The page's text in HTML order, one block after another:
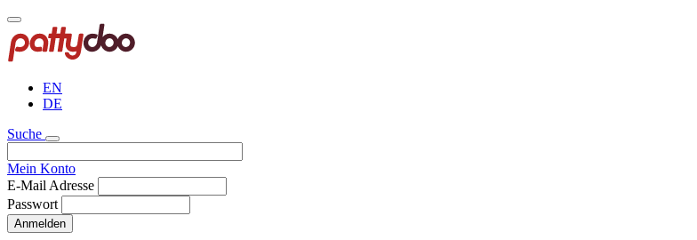
Direkt
zum
Inhalt
EN
DE
Suche
Mein Konto
E-Mail Adresse
Passwort
Anmelden